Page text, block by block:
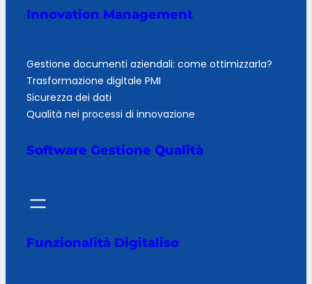
Innovation Management
Gestione documenti aziendali: come ottimizzarla?
Trasformazione digitale PMI
Sicurezza dei dati
Qualità nei processi di innovazione
Software Gestione Qualità
Funzionalità Digitaliso